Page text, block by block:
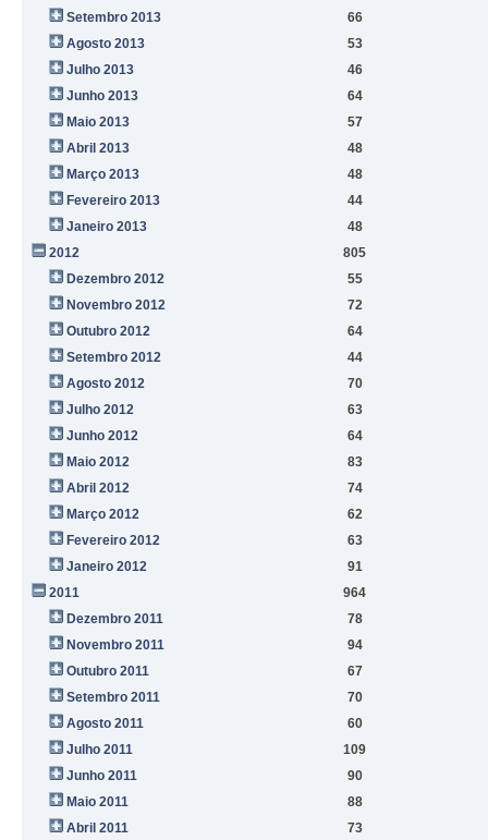
Setembro 2013
66
Agosto 2013
53
Julho 2013
46
Junho 2013
64
Maio 2013
57
Abril 2013
48
Março 2013
48
Fevereiro 2013
44
Janeiro 2013
48
2012
805
Dezembro 2012
55
Novembro 2012
72
Outubro 2012
64
Setembro 2012
44
Agosto 2012
70
Julho 2012
63
Junho 2012
64
Maio 2012
83
Abril 2012
74
Março 2012
62
Fevereiro 2012
63
Janeiro 2012
91
2011
964
Dezembro 2011
78
Novembro 2011
94
Outubro 2011
67
Setembro 2011
70
Agosto 2011
60
Julho 2011
109
Junho 2011
90
Maio 2011
88
Abril 2011
73